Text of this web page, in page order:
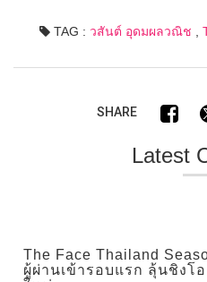
TAG : วสันต์ อุดมผลวณิช ,
SHARE
Latest
The Face Thailand
ผู้ผ่านเข้ารอบแรก ลุ้นชิงโ